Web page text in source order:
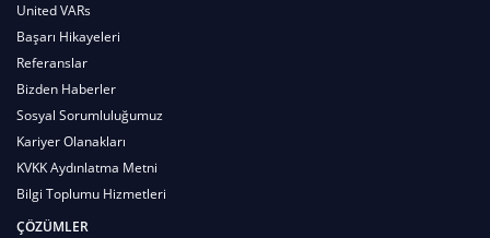
United VARs
Başarı Hikayeleri
Referanslar
Bizden Haberler
Sosyal Sorumluluğumuz
Kariyer Olanakları
KVKK Aydınlatma Metni
Bilgi Toplumu Hizmetleri
ÇÖZÜMLER